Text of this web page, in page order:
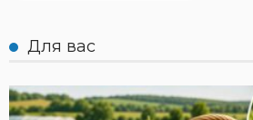
Для вас